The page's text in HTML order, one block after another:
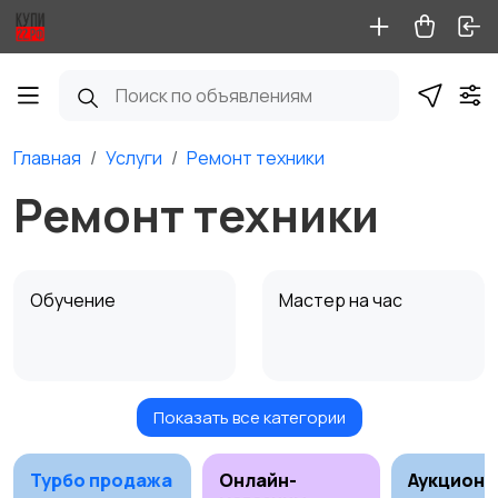
Главная Услуги Ремонт техники
Ремонт техники
Обучение Мастер на час
Красота и здоровье Перевозки
Показать все категории
Турбо продажа
Онлайн-
Аукционы